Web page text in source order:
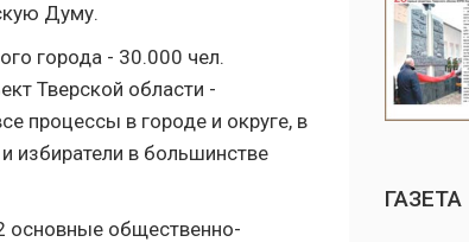
Думу.
города - 30.000 чел.
Тверской области -
процессы в городе и округе, в
избиратели в большинстве
основные общественно-
ГАЗЕТА